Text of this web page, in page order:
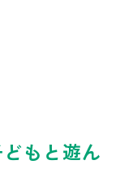
もと遊ん